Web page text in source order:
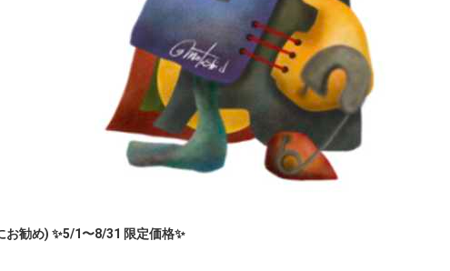
勧め) ✨5/1〜8/31 限定価格✨